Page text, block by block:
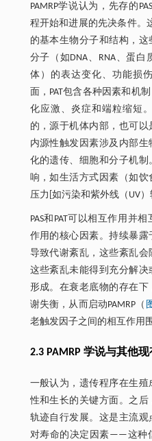
PAMRP学说认为，先存的
程开始和进展的先决条件。
的基本生物分子和结构，
分子（如DNA、RNA、蛋
体）的表达变化、功能损
面，PAT包含各种因素和机
化应激、炎症和端粒缩短
的，源于机体内部，也可以
内源性触发因素涉及内部
化的遗传、细胞和分子机
响，如生活方式因素（如
压力[如污染和紫外线（UV）
PAS和PAT可以相互作用并
作用的核心因素。持续暴
导致代谢紊乱，这些紊乱
这些紊乱未能得到充分解
形成。在衰老底物的存在
谢失衡，从而启动PAMRP（
老触发因子之间的相互作用
2.3 PAMRP 学说与其他
一般认为，遗传程序在生
性和生长的关键方面。之
轨迹自行发展。这是主流
对寿命的决定因素——这种